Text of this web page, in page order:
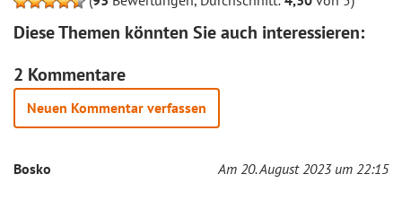
Diese Themen könnten Sie auch interessieren:
2 Kommentare
Neuen Kommentar verfassen
Bosko Am 20. August 2023 um 22:15